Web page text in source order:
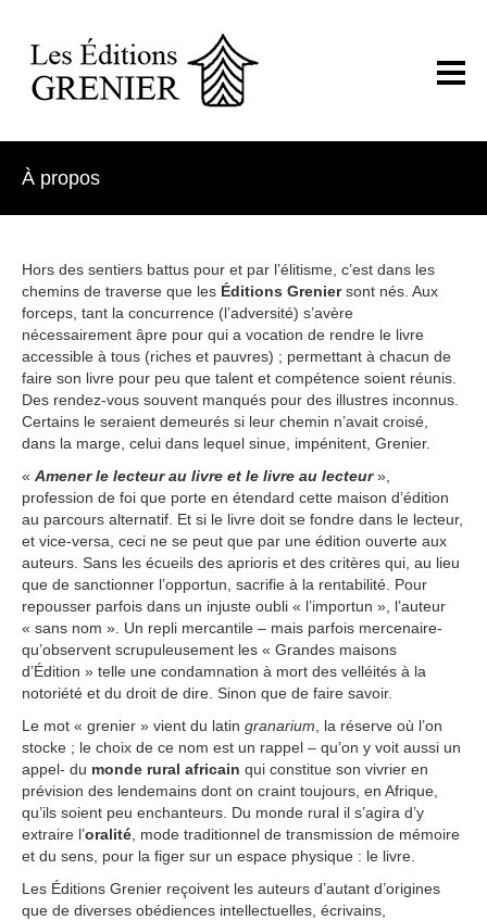
À propos
Hors des sentiers battus pour et par l’élitisme, c’est dans les
chemins de traverse que les Éditions Greniersont nés. Aux
forceps, tant la concurrence (l’adversité) s’avère
nécessairement âpre pour qui a vocation de rendre le livre
accessible à tous (riches et pauvres) ; permettant à chacun de
faire son livre pour peu que talent et compétence soient réunis.
Des rendez-vous souvent manqués pour des illustres inconnus.
Certains le seraient demeurés si leur chemin n’avait croisé,
dans la marge, celui dans lequel sinue, impénitent, Grenier.
« Amener le lecteur au livre et le livre au lecteur»,
profession de foi que porte en étendard cette maison d’édition
au parcours alternatif. Et si le livre doit se fondre dans le lecteur,
et vice-versa, ceci ne se peut que par une édition ouverte aux
auteurs. Sans les écueils des aprioris et des critères qui, au lieu
que de sanctionner l’opportun, sacrifie à la rentabilité. Pour
repousser parfois dans un injuste oubli « l’importun », l’auteur
« sans nom ». Un repli mercantile – mais parfois mercenaire-
qu’observent scrupuleusement les « Grandes maisons
d’Édition » telle une condamnation à mort des velléités à la
notoriété et du droit de dire. Sinon que de faire savoir.
Le mot « grenier » vient du latin granarium , la réserve où l’on
stocke ; le choix de ce nom est un rappel – qu’on y voit aussi un
appel- du monde rural africain qui constitue son vivrier en
prévision des lendemains dont on craint toujours, en Afrique,
qu’ils soient peu enchanteurs. Du monde rural il s’agira d’y
extraire l’oralité , mode traditionnel de transmission de mémoire
et du sens, pour la figer sur un espace physique : le livre.
Les Éditions Grenier reçoivent les auteurs d’autant d’origines
que de diverses obédiences intellectuelles, écrivains,